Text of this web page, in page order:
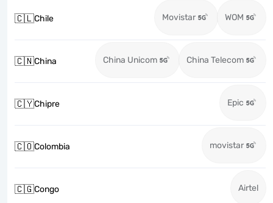
🇨🇱Chile Movistar WOM
🇨🇳China China Unicom China Telecom
🇨🇾Chipre Epic
🇨🇴Colombia movistar
🇨🇬Congo Airtel